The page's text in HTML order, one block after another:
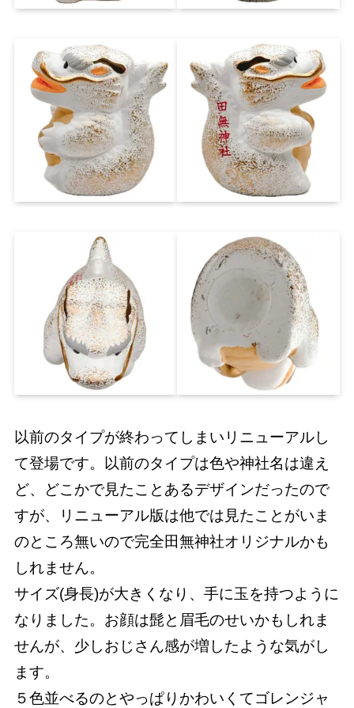
以前のタイプが終わってしまいリニューアルし
て登場です。以前のタイプは色や神社名は違え
ど、どこかで見たことあるデザインだったので
すが、リニューアル版は他では見たことがいま
のところ無いので完全田無神社オリジナルかも
しれません。
サイズ(身長)が大きくなり、手に玉を持つように
なりました。お顔は髭と眉毛のせいかもしれま
せんが、少しおじさん感が増したような気がし
ます。
５色並べるのとやっぱりかわいくてゴレンジャ